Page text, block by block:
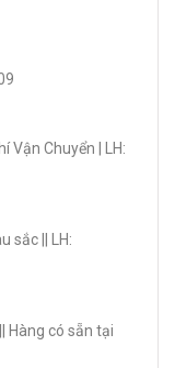
Vận Chuyển | LH:
sắc || LH:
Hàng có sẵn tại